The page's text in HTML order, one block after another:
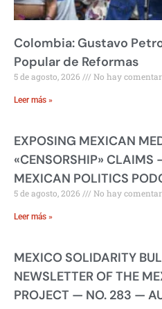
Colombia: Gustavo
Popular de Reformas
5 de agosto, 2026 No hay
Leer más »
EXPOSING MEXICAN
«CENSORSHIP» CLAIMS
MEXICAN POLITICS
5 de agosto, 2026 No hay
Leer más »
MEXICO SOLIDARITY
NEWSLETTER OF THE
PROJECT — NO. 283 —